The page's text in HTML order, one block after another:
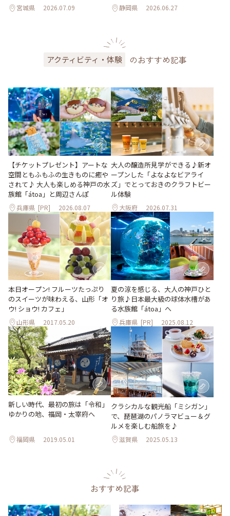
宮城県 2026.07.09 静岡県 2026.06.27
アクティビティ・体験 のおすすめ記事
【チケットプレゼント】アートな
空間ともふもふの生きものに癒や
されて♪ 大人も楽しめる神戸の水
族館「átoa」と周辺さんぽ
兵庫県 [PR] 2026.08.07
大人の醸造所見学ができる♪新オ
ープンした「よなよなビアライ
ズ」でとっておきのクラフトビー
ル体験
大阪府 2026.07.31
本日オープン! フルーツたっぷり
のスイーツが味わえる、山形「オ
ウ! ショウ! カフェ」
山形県 2017.05.20
夏の涼を感じる、大人の神戸ひと
り旅♪日本最大級の球体水槽があ
る水族館「átoa」へ
兵庫県 [PR] 2025.08.12
新しい時代、最初の旅は「令和」
ゆかりの地、福岡・太宰府へ
福岡県 2019.05.01
クラシカルな観光船「ミシガン」
で、琵琶湖のパノラマビュー＆グ
ルメを楽しむ船旅を♪
滋賀県 2025.05.13
おすすめ記事